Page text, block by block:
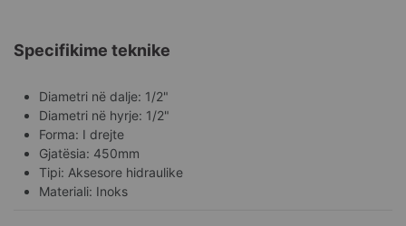
Specifikime teknike
Diametri në dalje: 1/2"
Diametri në hyrje: 1/2"
Forma: I drejte
Gjatësia: 450mm
Tipi: Aksesore hidraulike
Materiali: Inoks